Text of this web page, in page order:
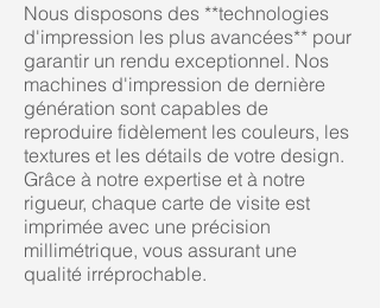
Nous disposons des **technologies
d'impression les plus avancées** pour
garantir un rendu exceptionnel. Nos
machines d'impression de dernière
génération sont capables de
reproduire fidèlement les couleurs, les
textures et les détails de votre design.
Grâce à notre expertise et à notre
rigueur, chaque carte de visite est
imprimée avec une précision
millimétrique, vous assurant une
qualité irréprochable.